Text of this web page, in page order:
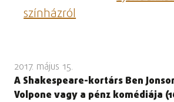
színházról
2017. május 15.
A Shakespeare-kortárs Ben
Volpone vagy a pénz komédiája